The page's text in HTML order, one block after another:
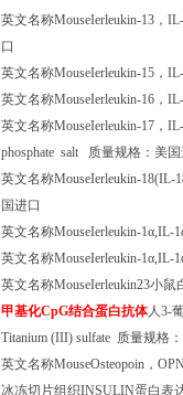
英文名称MouseIerleukin-13 ，
口
英文名称MouseIerleukin-15 ，
英文名称MouseIerleukin-16 ，
英文名称MouseIerleukin-17 ，
phosphate salt 质量规格：美
英文名称MouseIerleukin-18(IL-
国进口
英文名称MouseIerleukin-1α,IL-1
英文名称MouseIerleukin-1α,IL-1
英文名称MouseIerleukin23小鼠
甲基化CpG结合蛋白抗体人3-
Titanium (III) sulfate 质量规格：
英文名称MouseOsteopoin ，
冰冻切片组织INSULIN蛋白表